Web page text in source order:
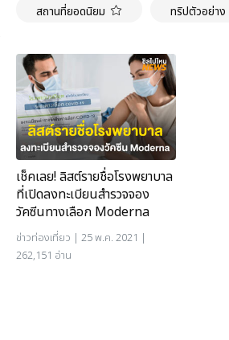
สถานที่ยอดนิยม ทริปตัวอย่าง
เช็คเลย! ลิสต์รายชื่อโรงพยาบาล
ที่เปิดลงทะเบียนสำรวจจอง
วัคซีนทางเลือก Moderna
ข่าวท่องเที่ยว | 25 พ.ค. 2021 |
262,151 อ่าน